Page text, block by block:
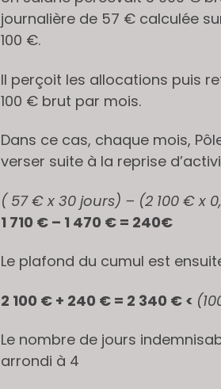
journalière de 57 € calculée
100 €.
Il perçoit les allocations puis
100 € brut par mois.
Dans ce cas, chaque mois,
verser suite à la reprise
( 57 € x 30 jours) – (2 100 € x
1 710 € – 1 470 € = 240€
Le plafond du cumul est
2 100 € + 240 € = 2 340 € <
Le nombre de jours
arrondi à 4